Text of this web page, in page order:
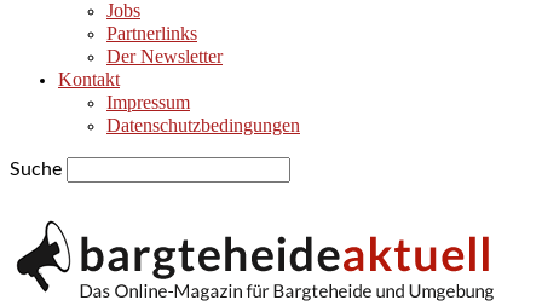
Jobs
Partnerlinks
Der Newsletter
Kontakt
Impressum
Datenschutzbedingungen
Suche